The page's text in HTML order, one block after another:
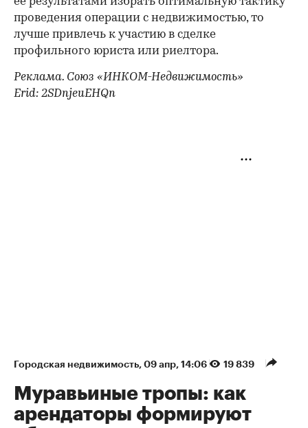
проведения операции с недвижимостью, то
лучше привлечь к участию в сделке
профильного юриста или риелтора.
Реклама. Союз «ИНКОМ-Недвижимость»
Erid: 2SDnjeuEHQn
Городская недвижимость 09 апр, 14:06 19 839
Муравьиные тропы: как
арендаторы формируют